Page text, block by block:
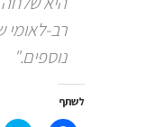
נוספים."
לשתף